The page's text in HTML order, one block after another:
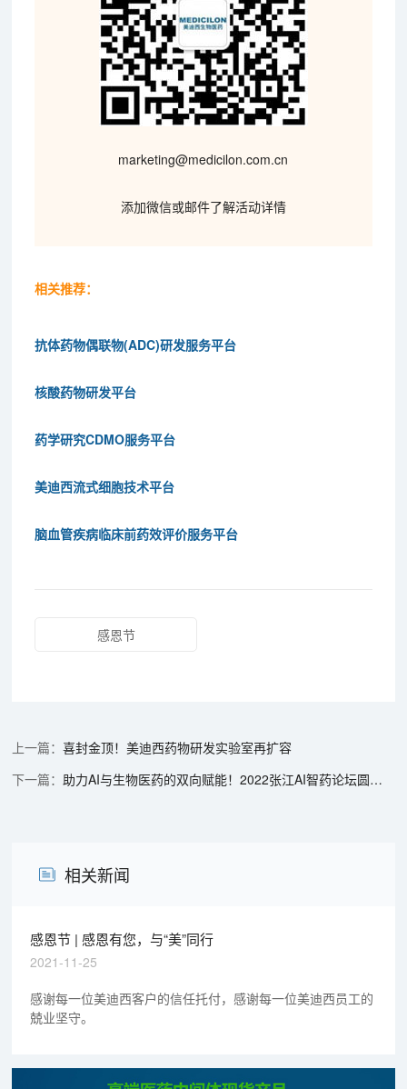
marketing@medicilon.com.cn
添加微信或邮件了解活动详情
相关推荐：
抗体药物偶联物(ADC)研发服务平台
核酸药物研发平台
药学研究CDMO服务平台
美迪西流式细胞技术平台
脑血管疾病临床前药效评价服务平台
感恩节
喜封金顶！美迪西药物研发实验室再扩容
助力AI与生物医药的双向赋能！2022张江AI智药论坛圆满召开（内附回放）
相关新闻
感恩节 | 感恩有您，与“美”同行
2021-11-25
感谢每一位美迪西客户的信任托付，感谢每一位美迪西员工的
兢业坚守。